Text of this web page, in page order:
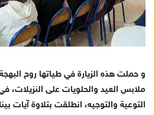
و حملت هذه الزيارة في طياتها روح
ملابس العيد والحلويات على النزيلات،
التوعية والتوجيه، انطلقت بتلاوة آيات